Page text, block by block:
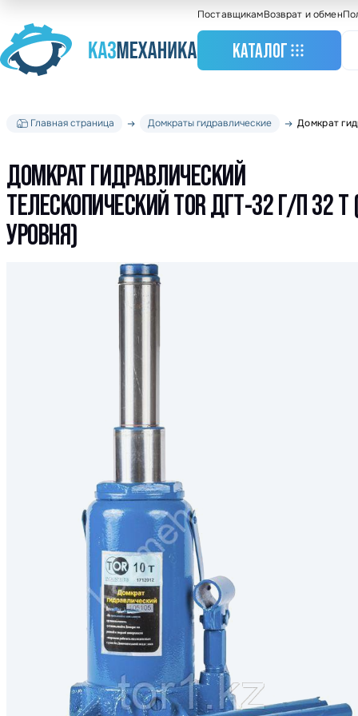
ПоставщикамВозврат и обмен
КАТАЛОГ
Станочное
Крановое
Главная страница Домкраты гидравлические Домкрат
ДОМКРАТ ГИДРАВЛИЧЕСКИЙ
ТЕЛЕСКОПИЧЕСКИЙ TOR ДГТ-32 Г/П 32 Т
УРОВНЯ)